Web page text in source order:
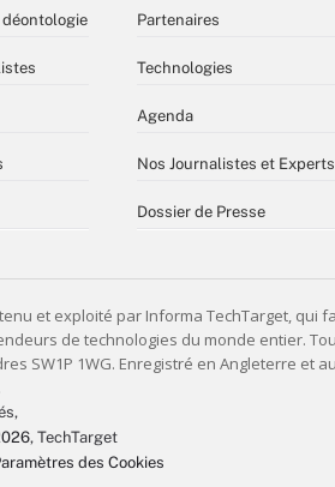
déontologie Partenaires
Technologies
Agenda
Nos Journalistes et Experts
Dossier de Presse
, TechTarget
des Cookies